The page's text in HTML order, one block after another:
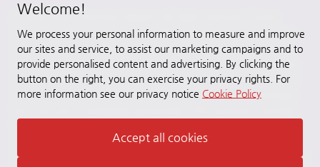
© 2020 Grant Thornton Daejoo. All rights reserved. “Grant
Thornton” refers to the brand under which the Grant Thornton
member firms provide assurance, tax and advisory services to
their clients and/or refers to one or more member firms, as the
context requires. [Grant Thornton Daejoo] is a member firm of
Grant Thornton International Ltd (GTIL). GTIL and the member
member firms. GTIL does not provide services to clients. GTIL
and its member firms are not agents of, and do not obligate, one
Welcome!
We process your personal information to measure and improve
our sites and service, to assist our marketing campaigns and to
provide personalised content and advertising. By clicking the
button on the right, you can exercise your privacy rights. For
more information see our privacy notice Cookie Policy
Accept all cookies